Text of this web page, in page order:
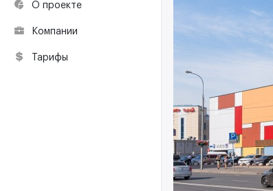
Экологическая
ресурсы
О проекте
Компании
Тарифы